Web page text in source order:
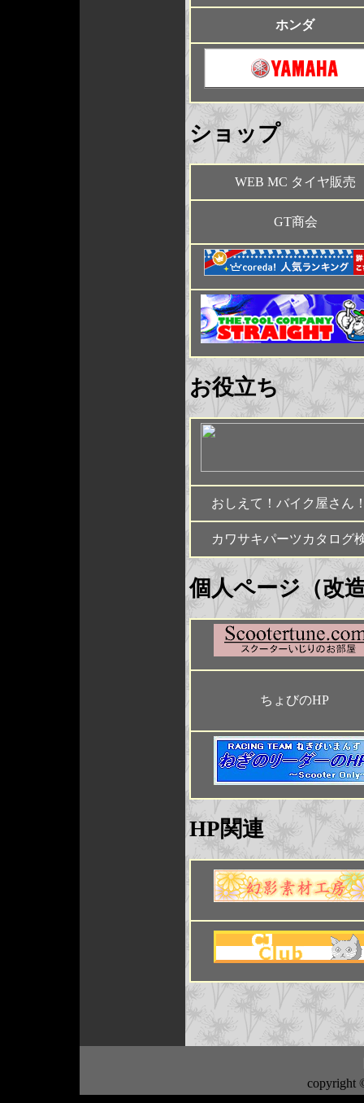
ホンダ
ショップ
WEB MC タイヤ販売
GT商会
お役立ち
おしえて！バイク屋さん
カワサキパーツカタログ
個人ページ（改
ちょびのHP
HP関連
copyright